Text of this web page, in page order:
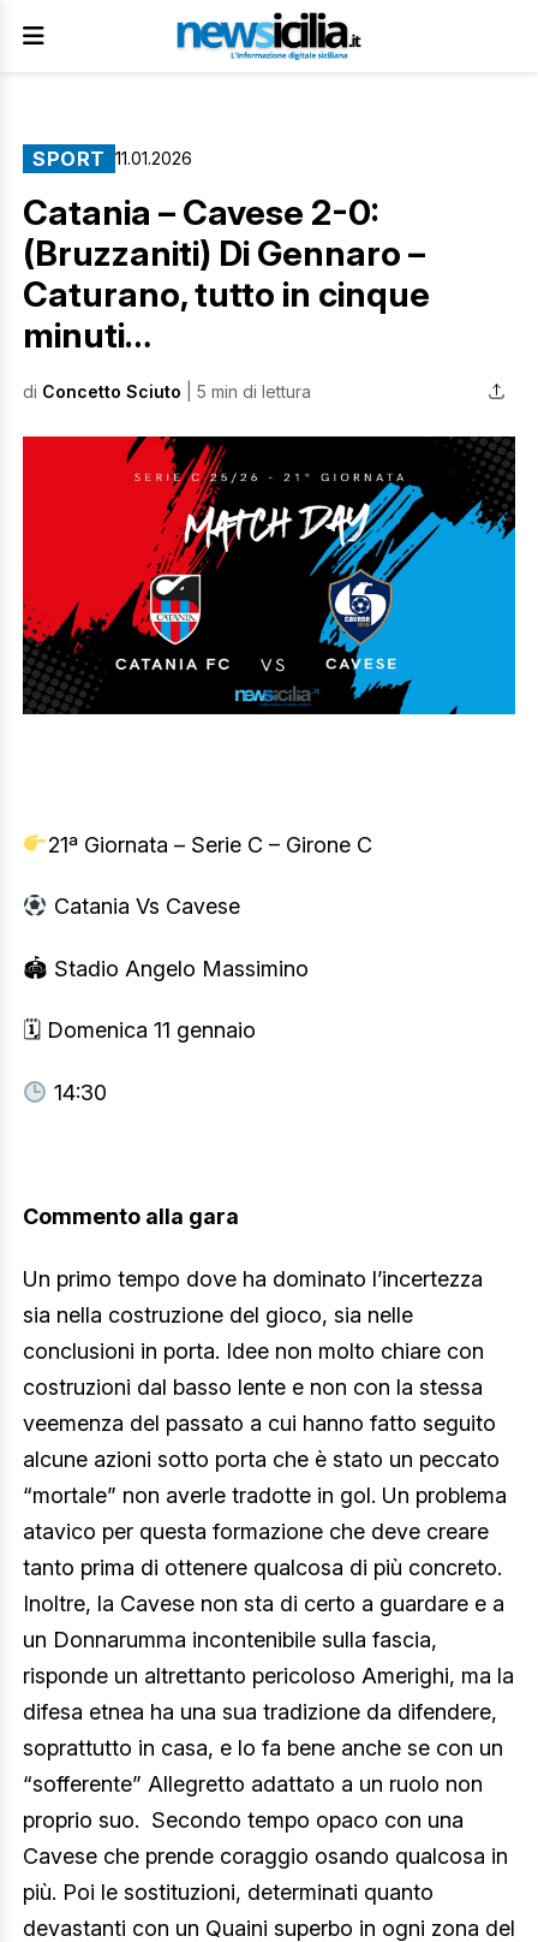
SPORT 11.01.2026
Catania – Cavese 2-0:
(Bruzzaniti) Di Gennaro –
Caturano, tutto in cinque
minuti…
di Concetto Sciuto | 5 min di lettura
21ª Giornata – Serie C – Girone C
Catania Vs Cavese
🏟 Stadio Angelo Massimino
🗓 Domenica 11 gennaio
14:30
Commento alla gara
Un primo tempo dove ha dominato l’incertezza
sia nella costruzione del gioco, sia nelle
conclusioni in porta. Idee non molto chiare con
costruzioni dal basso lente e non con la stessa
veemenza del passato a cui hanno fatto seguito
alcune azioni sotto porta che è stato un peccato
“mortale” non averle tradotte in gol. Un problema
atavico per questa formazione che deve creare
tanto prima di ottenere qualcosa di più concreto.
Inoltre, la Cavese non sta di certo a guardare e a
un Donnarumma incontenibile sulla fascia,
risponde un altrettanto pericoloso Amerighi, ma la
difesa etnea ha una sua tradizione da difendere,
soprattutto in casa, e lo fa bene anche se con un
“sofferente” Allegretto adattato a un ruolo non
proprio suo. Secondo tempo opaco con una
Cavese che prende coraggio osando qualcosa in
più. Poi le sostituzioni, determinati quanto
devastanti con un Quaini superbo in ogni zona del